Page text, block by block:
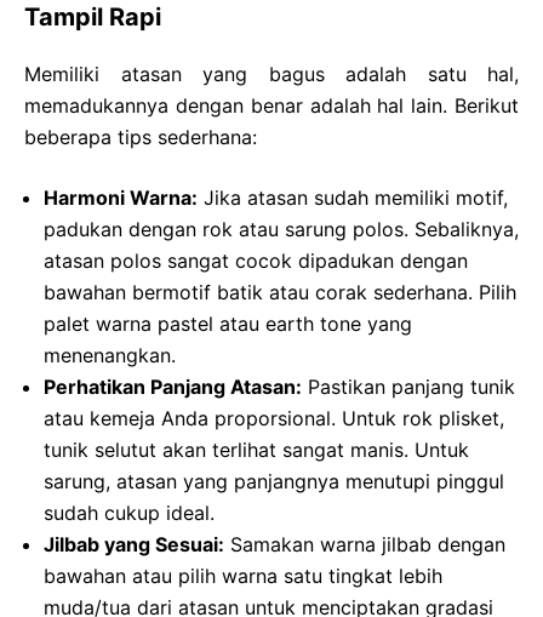
Tampil Rapi
Memiliki atasan yang bagus adalah satu hal,
memadukannya dengan benar adalah hal lain. Berikut
beberapa tips sederhana:
Harmoni Warna: Jika atasan sudah memiliki motif,
padukan dengan rok atau sarung polos. Sebaliknya,
atasan polos sangat cocok dipadukan dengan
bawahan bermotif batik atau corak sederhana. Pilih
palet warna pastel atau earth tone yang
menenangkan.
Perhatikan Panjang Atasan: Pastikan panjang tunik
atau kemeja Anda proporsional. Untuk rok plisket,
tunik selutut akan terlihat sangat manis. Untuk
sarung, atasan yang panjangnya menutupi pinggul
sudah cukup ideal.
Jilbab yang Sesuai: Samakan warna jilbab dengan
bawahan atau pilih warna satu tingkat lebih
muda/tua dari atasan untuk menciptakan gradasi